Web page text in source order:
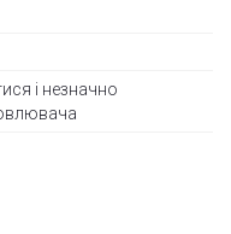
і незначно